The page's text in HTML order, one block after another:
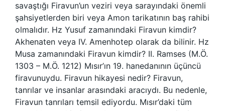
savaştığı Firavun’un veziri veya sarayındaki önemli
şahsiyetlerden biri veya Amon tarikatının baş rahibi
olmalıdır. Hz Yusuf zamanındaki Firavun kimdir?
Akhenaten veya IV. Amenhotep olarak da bilinir. Hz
Musa zamanındaki Firavun kimdir? II. Ramses (M.Ö.
1303 – M.Ö. 1212) Mısır’ın 19. hanedanının üçüncü
firavunuydu. Firavun hikayesi nedir? Firavun,
tanrılar ve insanlar arasındaki aracıydı. Bu nedenle,
Firavun tanrıları temsil ediyordu. Mısır’daki tüm